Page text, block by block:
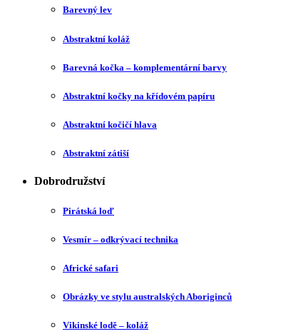
Barevný lev
Abstraktní koláž
Barevná kočka – komplementární barvy
Abstraktní kočky na křídovém papíru
Abstraktní kočičí hlava
Abstraktní zátiší
Dobrodružství
Pirátská loď
Vesmír – odkrývací technika
Africké safari
Obrázky ve stylu australských Aboriginců
Vikinské lodě – koláž